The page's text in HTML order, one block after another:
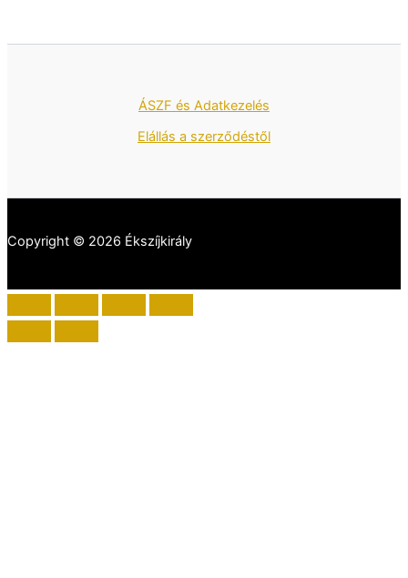
ÁSZF és Adatkezelés
Elállás a szerződéstől
Copyright © 2026 Ékszíjkirály